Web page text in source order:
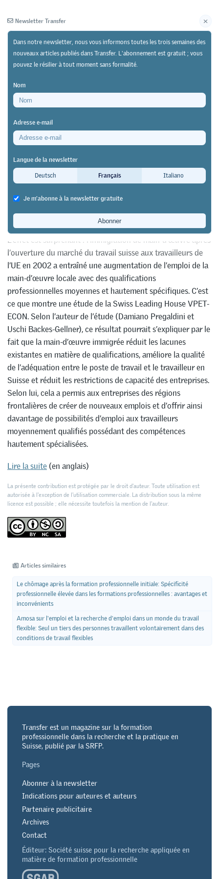
Newsletter Archives
23/09/24
Étude de la Swiss Leading House VPET-ECON
L’immigration de main-d’œuvre crée
aussi de la main-d’œuvre
supplémentaire pour les Suisses
L’effet est surprenant : l’immigration de main-d’œuvre après
l’ouverture du marché du travail suisse aux travailleurs de
l’UE en 2002 a entraîné une augmentation de l’emploi de la
main-d’œuvre locale avec des qualifications
professionnelles moyennes et hautement spécifiques. C’est
ce que montre une étude de la Swiss Leading House VPET-
ECON. Selon l’auteur de l’étude (Damiano Pregaldini et
Uschi Backes-Gellner), ce résultat pourrait s’expliquer par le
fait que la main-d’œuvre immigrée réduit les lacunes
existantes en matière de qualifications, améliore la qualité
de l’adéquation entre le poste de travail et le travailleur en
Suisse et réduit les restrictions de capacité des entreprises.
Selon lui, cela a permis aux entreprises des régions
frontalières de créer de nouveaux emplois et d’offrir ainsi
davantage de possibilités d’emploi aux travailleurs
moyennement qualifiés possédant des compétences
hautement spécialisées.
Lire la suite (en anglais)
La présente contribution est protégée par le droit d'auteur. Toute utilisation est
autorisée à l'exception de l'utilisation commerciale. La distribution sous la même
licence est possible ; elle nécessite toutefois la mention de l’auteur.
Articles similaires
Le chômage après la formation professionnelle initiale: Spécificité
professionnelle élevée dans les formations professionnelles : avantages et
inconvénients
Amosa sur l'emploi et la recherche d'emploi dans un monde du travail
flexible: Seul un tiers des personnes travaillent volontairement dans des
conditions de travail flexibles
Newsletter Transfer
Dans notre newsletter, nous vous informons toutes les trois semaines des
nouveaux articles publiés dans Transfer. L'abonnement est gratuit ; vous
pouvez le résilier à tout moment sans formalité.
Nom
Adresse e-mail
Langue de la newsletter
Deutsch
Français Italiano
Je m'abonne à la newsletter gratuite
Transfer est un magazine sur la formation
professionnelle dans la recherche et la pratique en
Suisse, publié par la SRFP.
Pages
Abonner à la newsletter
Indications pour auteures et auteurs
Partenaire publicitaire
Archives
Contact
Éditeur: Société suisse pour la recherche appliquée en
matière de formation professionnelle